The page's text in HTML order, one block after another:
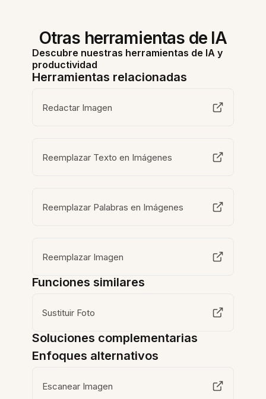
Otras herramientas de IA
Descubre nuestras herramientas de IA y
productividad
Herramientas relacionadas
Redactar Imagen
Reemplazar Texto en Imágenes
Reemplazar Palabras en Imágenes
Reemplazar Imagen
Funciones similares
Sustituir Foto
Soluciones complementarias
Enfoques alternativos
Escanear Imagen